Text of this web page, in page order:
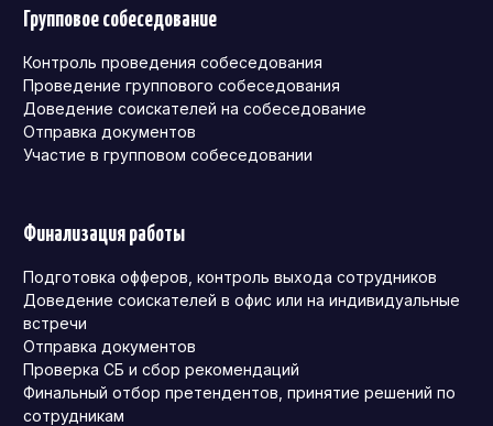
Групповое собеседование
Контроль проведения собеседования
Проведение группового собеседования
Доведение соискателей на собеседование
Отправка документов
Участие в групповом собеседовании
Финализация работы
Подготовка офферов, контроль выхода сотрудников
Доведение соискателей в офис или на индивидуальные
встречи
Отправка документов
Проверка СБ и сбор рекомендаций
Финальный отбор претендентов, принятие решений по
сотрудникам